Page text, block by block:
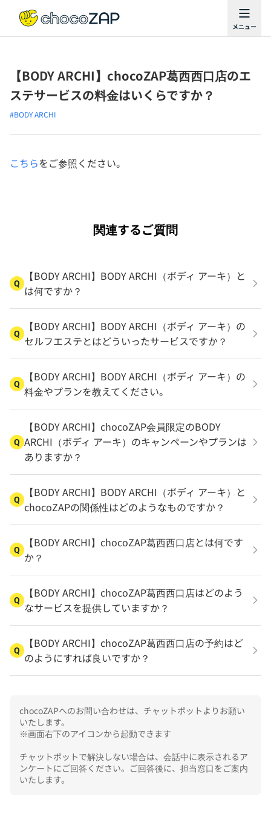
【BODY ARCHI】chocoZAP葛西西口店のエ
ステサービスの料金はいくらですか？
#BODY ARCHI
こちらをご参照ください。
関連するご質問
Q
【BODY ARCHI】BODY ARCHI（ボディ アーキ）と
は何ですか？
Q
【BODY ARCHI】BODY ARCHI（ボディ アーキ）の
セルフエステとはどういったサービスですか？
Q
【BODY ARCHI】BODY ARCHI（ボディ アーキ）の
料金やプランを教えてください。
Q
【BODY ARCHI】chocoZAP会員限定のBODY
ARCHI（ボディ アーキ）のキャンペーンやプランは
ありますか？
Q
【BODY ARCHI】BODY ARCHI（ボディ アーキ）と
chocoZAPの関係性はどのようなものですか？
Q
【BODY ARCHI】chocoZAP葛西西口店とは何です
か？
Q
【BODY ARCHI】chocoZAP葛西西口店はどのよう
なサービスを提供していますか？
Q
【BODY ARCHI】chocoZAP葛西西口店の予約はど
のようにすれば良いですか？
chocoZAPへのお問い合わせは、チャットボットよりお願い
いたします。
※画面右下のアイコンから起動できます
チャットボットで解決しない場合は、会話中に表示されるア
ンケートにご回答ください。ご回答後に、担当窓口をご案内
いたします。